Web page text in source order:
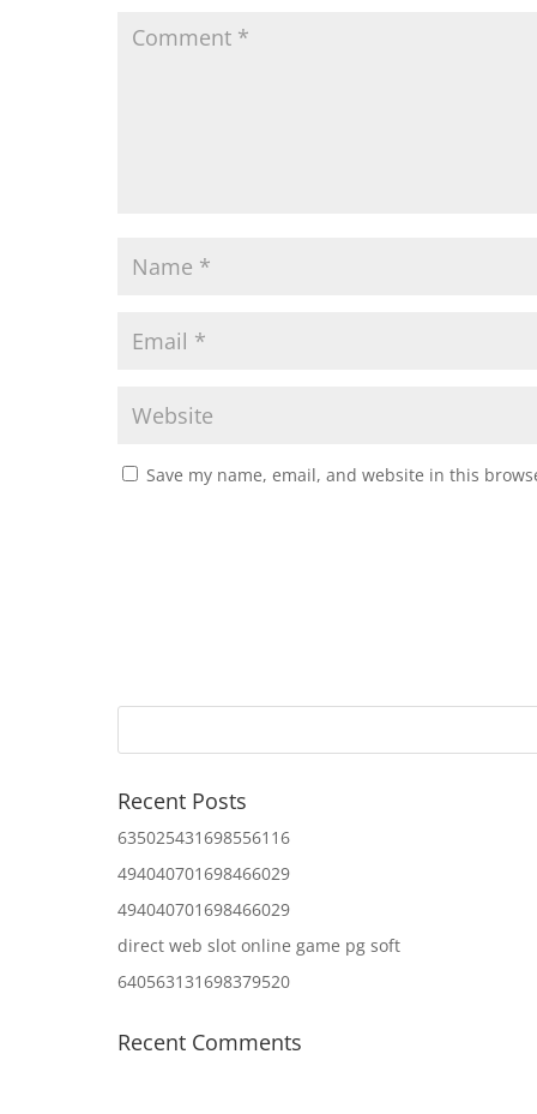
Save my name, email, and website in this
Recent Posts
635025431698556116
494040701698466029
494040701698466029
direct web slot online game pg soft
640563131698379520
Recent Comments